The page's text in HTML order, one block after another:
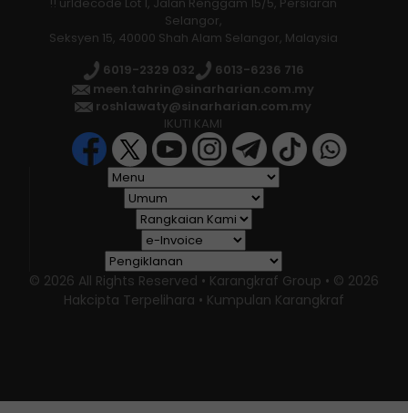
Selangor,
Seksyen 15, 40000 Shah Alam Selangor, Malaysia
6019-2329 032
6013-6236 716
meen.tahrin@sinarharian.com.my
roshlawaty@sinarharian.com.my
IKUTI KAMI
© 2026 All Rights Reserved • Karangkraf Group • © 2026
Hakcipta Terpelihara • Kumpulan Karangkraf